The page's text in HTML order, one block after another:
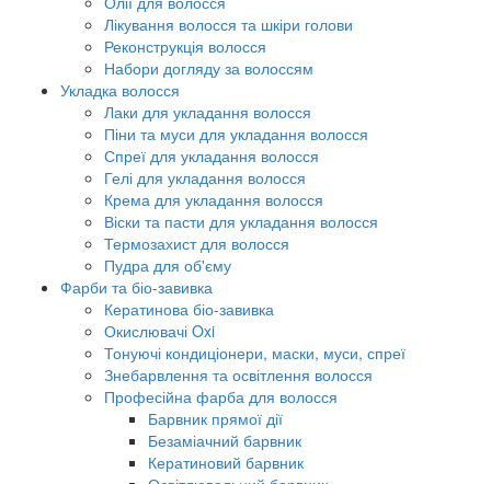
Лікування волосся та шкіри голови
Реконструкція волосся
Набори догляду за волоссям
Укладка волосся
Лаки для укладання волосся
Піни та муси для укладання волосся
Спреї для укладання волосся
Гелі для укладання волосся
Крема для укладання волосся
Віски та пасти для укладання волосся
Термозахист для волосся
Пудра для об'єму
Фарби та біо-завивка
Кератинова біо-завивка
Окислювачі Oxi
Тонуючі кондиціонери, маски, муси, спреї
Знебарвлення та освітлення волосся
Професійна фарба для волосся
Барвник прямої дії
Безаміачний барвник
Кератиновий барвник